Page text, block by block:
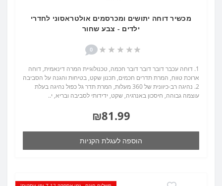
מכשיר דוחה יתושים ומכרסמים אולטראסוני לחדרי
ילדים - צבע שחור
0
1. דוחה עכבר דובר דובר דובר חכמה, טכנולוגיית המרה דינאמית, דוחה
ארוכת טווח, המרת תדרים חכמים, תכנון שקט, בטיחות והגנה על הסביבה
2. נהיגה רב-כיוונית של 360 מעלות, המרת תדר גל כפול נהיגה בעלת
עוצמה גבוהה, חיסכון באנרגיה, שקט, ידידותי לסביבה ובריא, י..
₪81.99
הוספה לעגלת הקניות